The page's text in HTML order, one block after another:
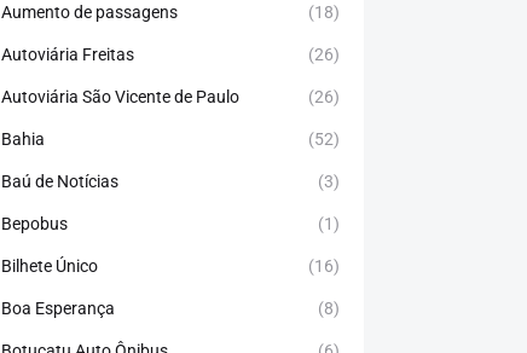
Aumento de passagens (18)
Autoviária Freitas (26)
Autoviária São Vicente de Paulo (26)
Bahia (52)
Baú de Notícias (3)
Bepobus (1)
Bilhete Único (16)
Boa Esperança (8)